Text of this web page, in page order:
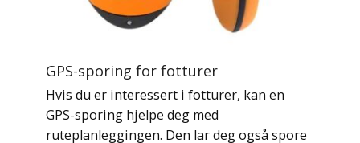
GPS-sporing for fotturer
Hvis du er interessert i fotturer, kan en
GPS-sporing hjelpe deg med
ruteplanleggingen. Den lar deg også spore